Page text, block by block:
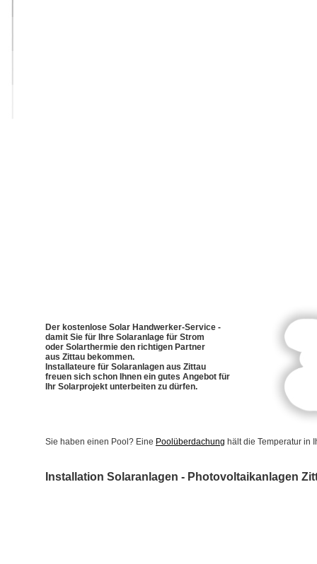
Der kostenlose Solar Handwerker-Service -
damit Sie für Ihre Solaranlage für Strom
oder Solarthermie den richtigen Partner
aus Zittau bekommen.
Installateure für Solaranlagen aus Zittau
freuen sich schon Ihnen ein gutes Angebot für
Ihr Solarprojekt unterbeiten zu dürfen.
Sie haben einen Pool? Eine Poolüberdachung hält die Temperatur in
Installation Solaranlagen - Photovoltaikanlagen